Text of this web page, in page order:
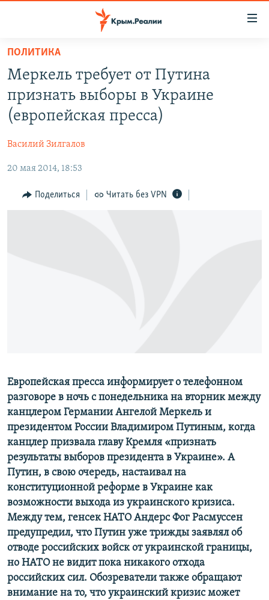
Вернуться
основному
содержанию
Вернутся
главной
Вернутся
поиску
СПЕЦПРОЕКТЫ
ВОДА
ЕЩЕ
ИНТЕРАКТИВ
ИНФОГРАФИКА
РАДІО СВОБОДА
КАК ОБОЙТИ БЛОКИРОВКУ
ПОЛИТИКА
Меркель требует от Путина
признать выборы в Украине
(европейская пресса)
Василий Зилгалов
20 мая 2014, 18:53
Поделиться Читать без VPN
Европейская пресса информирует о телефонном
разговоре в ночь с понедельника на вторник между
канцлером Германии Ангелой Меркель и
президентом России Владимиром Путиным, когда
канцлер призвала главу Кремля «признать
результаты выборов президента в Украине». А
Путин, в свою очередь, настаивал на
конституционной реформе в Украине как
возможности выхода из украинского кризиса.
Между тем, генсек НАТО Андерс Фог Расмуссен
предупредил, что Путин уже трижды заявлял об
отводе российских войск от украинской границы,
но НАТО не видит пока никакого отхода
российских сил. Обозреватели также обращают
внимание на то, что украинский кризис может